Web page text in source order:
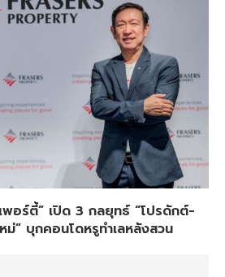
พอร์ตี้” เปิด 3 กลยุทธ์ “โปรดักต์-
” บุกคอนโดหรูทำเลหลังสวน